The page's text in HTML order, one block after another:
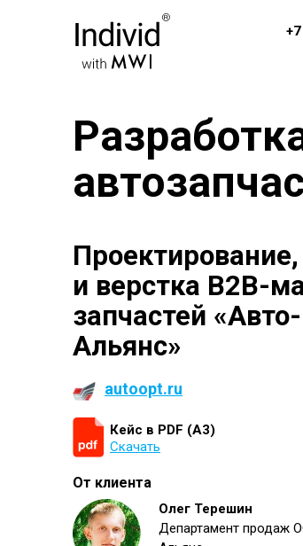
и верстка B2B-
запчастей «Авто-
Альянс»
autoopt.ru
Кейс в PDF (А3)
Скачать
От клиента
Олег Терешин
Департамент продаж